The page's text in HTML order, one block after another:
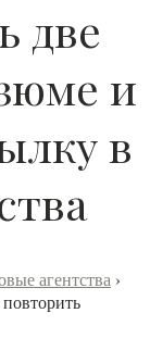
две
и
в
агентства ›